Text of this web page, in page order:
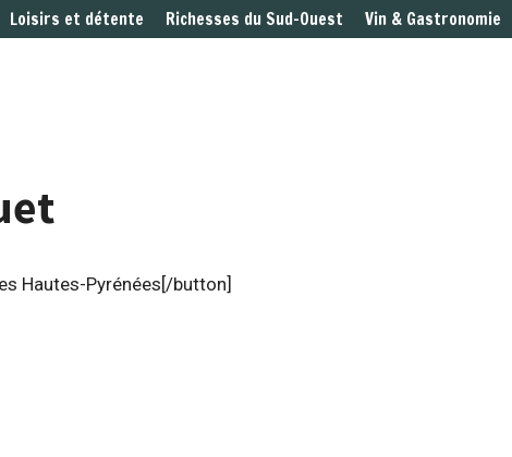
Loisirs et détente Richesses du Sud-Ouest Vin & Gastronomie
Hautes-Pyrénées[/button]